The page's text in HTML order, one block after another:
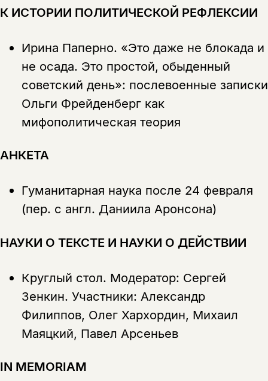
К ИСТОРИИ ПОЛИТИЧЕСКОЙ РЕФЛЕКСИИ
Ирина Паперно. «Это даже не блокада и
не осада. Это простой, обыденный
советский день»: послевоенные записки
Ольги Фрейденберг как
мифополитическая теория
АНКЕТА
Гуманитарная наука после 24 февраля
(пер. с англ. Даниила Аронсона)
НАУКИ О ТЕКСТЕ И НАУКИ О ДЕЙСТВИИ
Круглый стол. Модератор: Сергей
Зенкин. Участники: Александр
Филиппов, Олег Хархордин, Михаил
Маяцкий, Павел Арсеньев
IN MEMORIAM